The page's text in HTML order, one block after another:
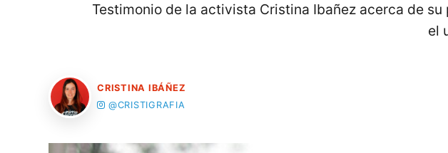
Testimonio de la activista Cristina Ibañez acerca de
el
CRISTINA IBÁÑEZ
@CRISTIGRAFIA